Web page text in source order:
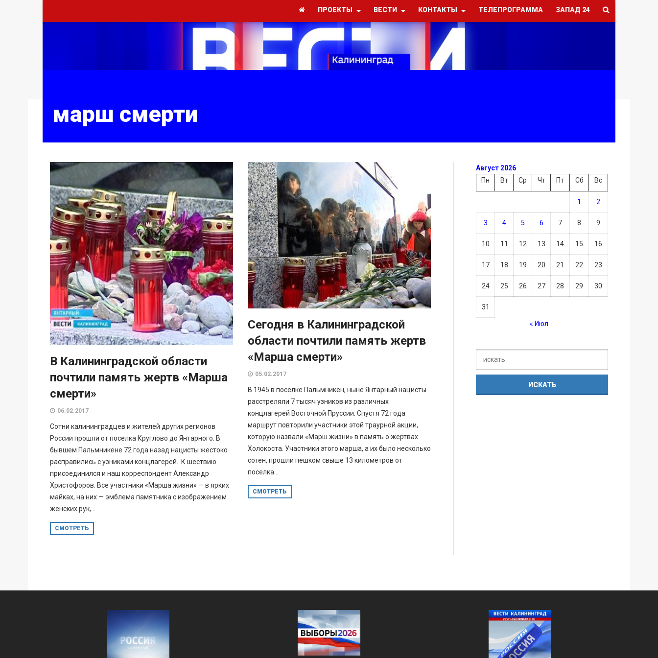
ПРОЕКТЫ ВЕСТИ КОНТАКТЫ ТЕЛЕПРОГРАММА ЗАПАД 24
марш смерти
В Калининградской области
почтили память жертв «Марша
смерти»
06.02.2017
Сотни калининградцев и жителей других регионов
России прошли от поселка Круглово до Янтарного. В
бывшем Пальмникене 72 года назад нацисты жестоко
расправились с узниками концлагерей. К шествию
присоединился и наш корреспондент Александр
Христофоров. Все участники «Марша жизни» — в ярких
майках, на них — эмблема памятника с изображением
женских рук,...
СМОТРЕТЬ
Сегодня в Калининградской
области почтили память жертв
«Марша смерти»
05.02.2017
В 1945 в поселке Пальмникен, ныне Янтарный нацисты
расстреляли 7 тысяч узников из различных
концлагерей Восточной Пруссии. Спустя 72 года
маршрут повторили участники этой траурной акции,
которую назвали «Марш жизни» в память о жертвах
Холокоста. Участники этого марша, а их было несколько
сотен, прошли пешком свыше 13 километров от
поселка...
СМОТРЕТЬ
Август 2026
Пн
Вт Ср Чт Пт Сб Вс
1 2
3 4 5 6 7 8 9
10 11 12 13 14 15 16
17 18 19 20 21 22 23
24 25 26 27 28 29 30
31
« Июл